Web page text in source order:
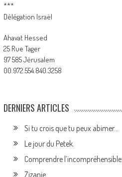
***
Délégation Israël
Ahavat Hessed
25 Rue Tager
97 585 Jérusalem
00.972.554.840.3258
DERNIERS ARTICLES
Si tu crois que tu peux abimer…
Le jour du Petek.
Comprendre l’incompréhensible.
Zizanie.